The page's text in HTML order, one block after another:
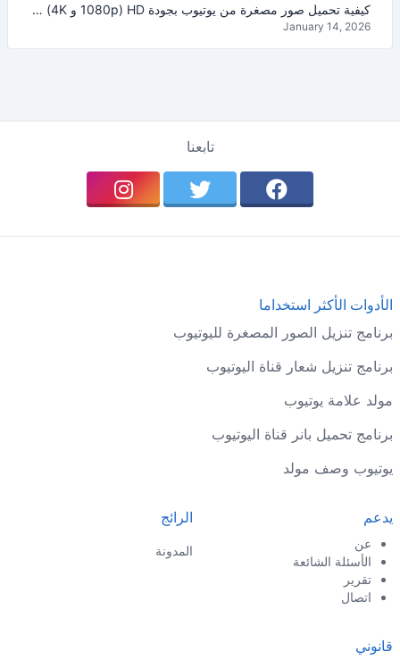
كيفية تحميل صور مصغرة من يوتيوب بجودة HD (1080p و 4K) – دليل 2026
January 14, 2026
تابعنا
الأدوات الأكثر استخداما
برنامج تنزيل الصور المصغرة لليوتيوب
برنامج تنزيل شعار قناة اليوتيوب
مولد علامة يوتيوب
برنامج تحميل بانر قناة اليوتيوب
يوتيوب وصف مولد
يدعم
عن
الأسئلة الشائعة
تقرير
اتصال
الرائج
المدونة
قانوني